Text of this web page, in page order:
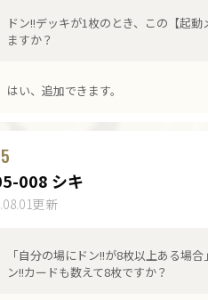
ドン!!デッキが1枚のとき、この【起
ますか？
はい、追加できます。
008 シキ
更新
「自分の場にドン!!が8枚以上ある場
ン!!カードも数えて8枚ですか？